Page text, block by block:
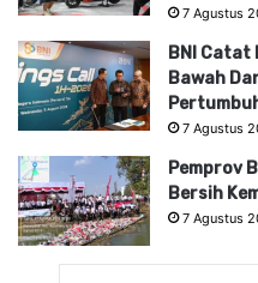
7 Agustus
BNI Catat
Bawah
7 Agustus
Pemprov
Bersih
7 Agustus